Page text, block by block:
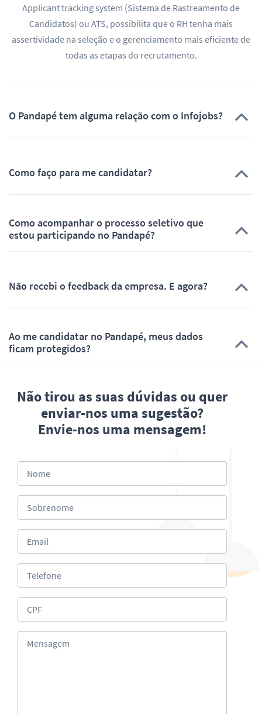
Applicant tracking system (Sistema de Rastreamento de
Candidatos) ou ATS, possibilita que o RH tenha mais
assertividade na seleção e o gerenciamento mais eficiente de
todas as etapas do recrutamento.
O Pandapé tem alguma relação com o Infojobs?
Como faço para me candidatar?
Como acompanhar o processo seletivo que
estou participando no Pandapé?
Não recebi o feedback da empresa. E agora?
Ao me candidatar no Pandapé, meus dados
ficam protegidos?
Não tirou as suas dúvidas ou quer
enviar-nos uma sugestão?
Envie-nos uma mensagem!
Nome
Sobrenome
Email
Telefone
CPF
Mensagem